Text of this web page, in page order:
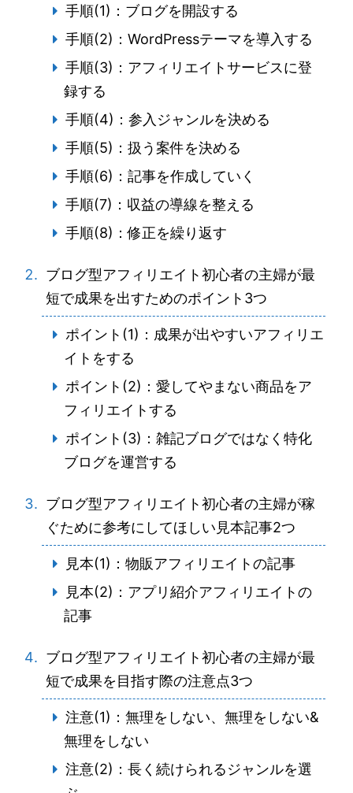
手順(1)：ブログを開設する
手順(2)：WordPressテーマを導入する
手順(3)：アフィリエイトサービスに登
録する
手順(4)：参入ジャンルを決める
手順(5)：扱う案件を決める
手順(6)：記事を作成していく
手順(7)：収益の導線を整える
手順(8)：修正を繰り返す
ブログ型アフィリエイト初心者の主婦が最
短で成果を出すためのポイント3つ
ポイント(1)：成果が出やすいアフィリエ
イトをする
ポイント(2)：愛してやまない商品をア
フィリエイトする
ポイント(3)：雑記ブログではなく特化
ブログを運営する
ブログ型アフィリエイト初心者の主婦が稼
ぐために参考にしてほしい見本記事2つ
見本(1)：物販アフィリエイトの記事
見本(2)：アプリ紹介アフィリエイトの
記事
ブログ型アフィリエイト初心者の主婦が最
短で成果を目指す際の注意点3つ
注意(1)：無理をしない、無理をしない&
無理をしない
注意(2)：長く続けられるジャンルを選